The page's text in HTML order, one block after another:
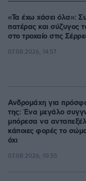
«Τα έχω χάσει όλα»:
πατέρας και σύζυγος
στο τροχαίο στις
07.08.2026, 14:57
Ανδρομάχη για
της: Ένα μεγάλο
μπόρεσα να
κάποιες φορές το
όχι
07.08.2026, 10:55